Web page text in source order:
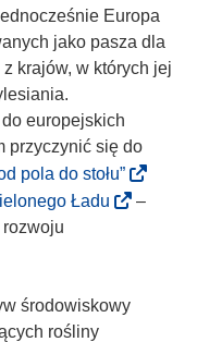
z
y
s
i
ę
w
n
o
w
o
k
Europa
jako pasza dla
krajów, w których jej
europejskich
przyczynić się do
pola do stołu”(
o
ś
Ładu
o
–
środowiskowy
rośliny